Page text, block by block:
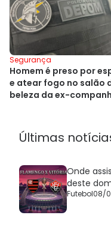
Segurança
Homem é preso por
e atear fogo no salão
beleza da ex-
Últimas
Onde
deste
Futebol08/